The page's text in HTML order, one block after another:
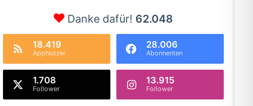
Danke dafür! 62.048
18.419
AppNutzer
28.006
Abonnenten
1.708
Follower
13.915
Follower